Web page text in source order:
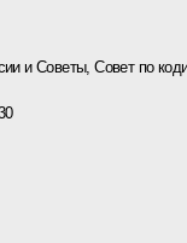
и Советы,Совет по